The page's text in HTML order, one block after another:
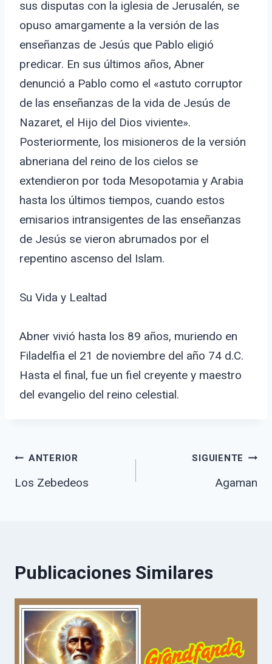
sus disputas con la iglesia de Jerusalén, se
opuso amargamente a la versión de las
enseñanzas de Jesús que Pablo eligió
predicar. En sus últimos años, Abner
denunció a Pablo como el «astuto corruptor
de las enseñanzas de la vida de Jesús de
Nazaret, el Hijo del Dios viviente».
Posteriormente, los misioneros de la versión
abneriana del reino de los cielos se
extendieron por toda Mesopotamia y Arabia
hasta los últimos tiempos, cuando estos
emisarios intransigentes de las enseñanzas
de Jesús se vieron abrumados por el
repentino ascenso del Islam.
Su Vida y Lealtad
Abner vivió hasta los 89 años, muriendo en
Filadelfia el 21 de noviembre del año 74 d.C.
Hasta el final, fue un fiel creyente y maestro
del evangelio del reino celestial.
Navegación
entradas
ANTERIOR
Los Zebedeos
SIGUIENTE
Agaman
Publicaciones Similares